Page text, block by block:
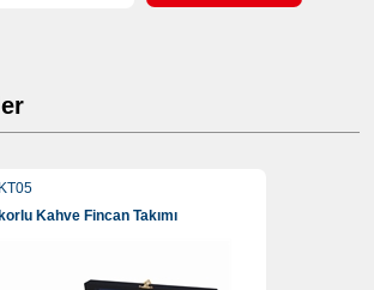
Kahve Fincan Takımı